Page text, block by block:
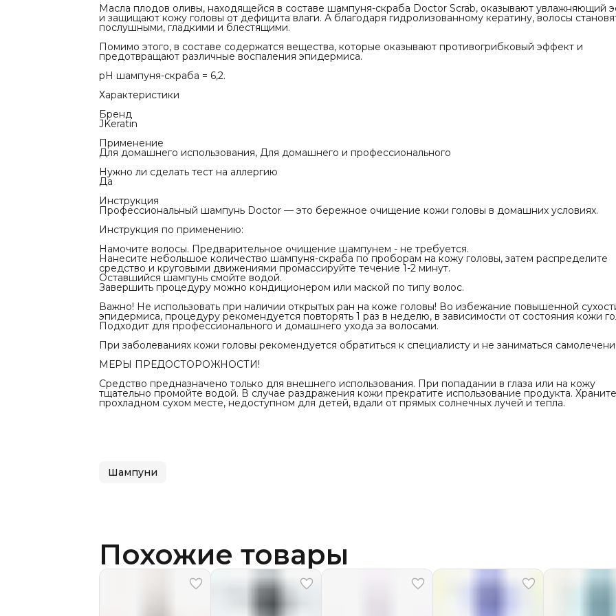
Намочите волосы. Предварительное очищение шампунем -
не требуется.
Нанесите небольшое количество шампуня-скраба по
проборам на кожу головы, затем распределите средство и
круговыми движениями промассируйте течение 1-2 минут.
Оставшийся шампунь смойте водой.
Завершить процедуру можно кондиционером или маской
МЕРЫ ПРЕДОСТОРОЖНОСТИ!
Средство предназначено только для внешнего
использования. При попадании в глаза или на кожу
тщательно промойте водой. В случае раздражения кожи
солнечных лучей и тепла.
Масла плодов оливы, находящейся в составе шампуня-скраба Doctor Scrab, оказывают увлажняющий
и защищают кожу головы от дефицита влаги. А благодаря гидролизованному кератину, волосы
послушными, гладкими и блестящими.
Помимо этого, в составе содержатся вещества, которые оказывают противогрибковый эффект и
предотвращают различные воспаления эпидермиса.
pH шампуня-скраба = 6,2.
Характеристики
Бренд
JKeratin
Применение
Для домашнего использования, Для домашнего и профессионального
Нужно ли сделать тест на аллергию
Да
Инструкция
Профессиональный шампунь Doctor — это бережное очищение кожи головы в домашних условиях.
Инструкция по применению:
Намочите волосы. Предварительное очищение шампунем - не требуется.
Нанесите небольшое количество шампуня-скраба по проборам на кожу головы, затем распределите
средство и круговыми движениями промассируйте течение 1-2 минут.
Оставшийся шампунь смойте водой.
Завершить процедуру можно кондиционером или маской по типу волос.
Важно! Не использовать при наличии открытых ран на коже головы! Во избежание повышенной
эпидермиса, процедуру рекомендуется повторять 1 раз в неделю, в зависимости от состояния кожи
Подходит для профессионального и домашнего ухода за волосами.
При заболеваниях кожи головы рекомендуется обратиться к специалисту и не заниматься
МЕРЫ ПРЕДОСТОРОЖНОСТИ!
Средство предназначено только для внешнего использования. При попадании в глаза или на кожу
тщательно промойте водой. В случае раздражения кожи прекратите использование продукта.
прохладном сухом месте, недоступном для детей, вдали от прямых солнечных лучей и тепла.
Шампуни
Похожие товары